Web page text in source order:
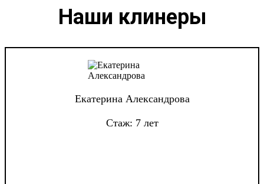
Наши клинеры
Екатерина Александрова
Стаж: 7 лет